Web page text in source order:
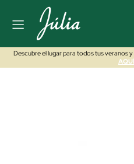
Descubre el lugar para todos tus veranos